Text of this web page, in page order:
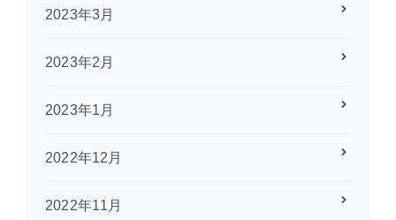
2023年3月
2023年2月
2023年1月
2022年12月
2022年11月